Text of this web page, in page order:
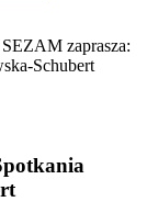
zaprasza:
Schubert